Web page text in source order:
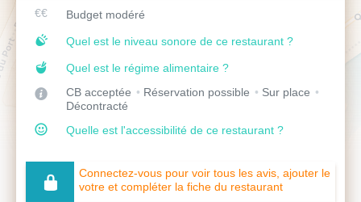
Budget modéré
Quel est le niveau sonore de ce restaurant ?
Quel est le régime alimentaire ?
CB acceptée
Réservation possible
Sur place
Décontracté
Quelle est l'accessibilité de ce restaurant ?
Connectez-vous pour voir tous les avis, ajouter le
votre et compléter la fiche du restaurant